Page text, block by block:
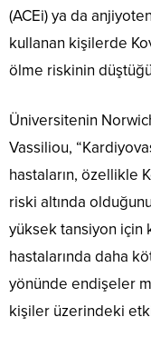
(ACEi) ya da
kullanan kişilerde
ölme riskinin
Üniversitenin
Vassiliou,
hastaların, özellikle
riski altında
yüksek tansiyon için
hastalarında daha
yönünde endişeler
kişiler üzerindeki